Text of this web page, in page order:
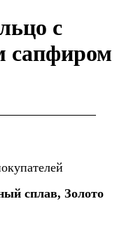
с
сапфиром
сплав, Золото